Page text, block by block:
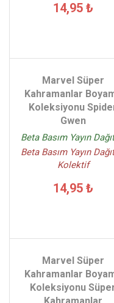
14,95 ₺
Marvel Süper
Kahramanlar
Koleksiyonu
Gwen
Beta Basım Yayın
Beta Basım Yayın
Kolektif
14,95 ₺
Marvel Süper
Kahramanlar
Koleksiyonu